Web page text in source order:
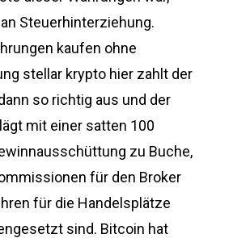
Steuerhinterziehung.
kaufen ohne
stellar krypto hier zahlt der
so richtig aus und der
mit einer satten 100
zu Buche,
für den Broker
für die Handelsplätze
sind. Bitcoin hat